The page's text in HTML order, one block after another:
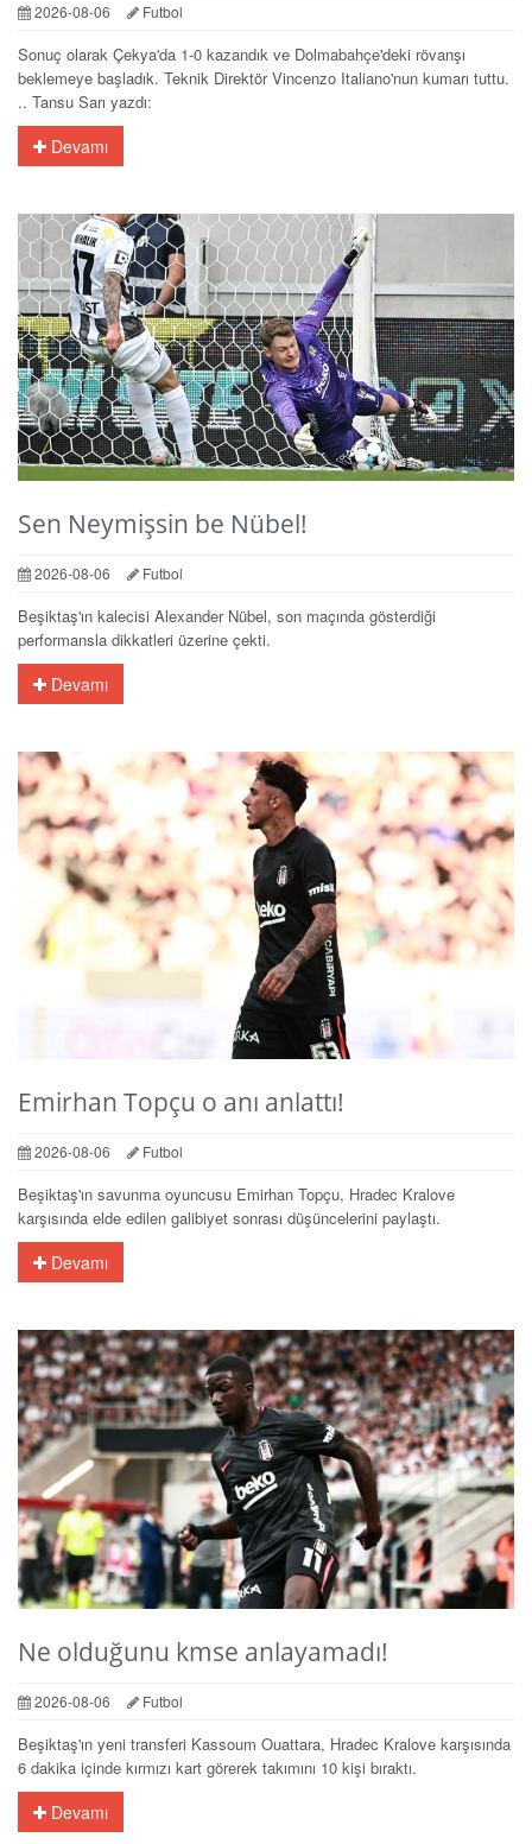
2026-08-06 Futbol
Sonuç olarak Çekya'da 1-0 kazandık ve Dolmabahçe'deki rövanşı
beklemeye başladık. Teknik Direktör Vincenzo Italiano'nun kumarı tuttu.
.. Tansu Sarı yazdı:
Devamı
Sen Neymişsin be Nübel!
2026-08-06 Futbol
Beşiktaş'ın kalecisi Alexander Nübel, son maçında gösterdiği
performansla dikkatleri üzerine çekti.
Devamı
Emirhan Topçu o anı anlattı!
2026-08-06 Futbol
Beşiktaş'ın savunma oyuncusu Emirhan Topçu, Hradec Kralove
karşısında elde edilen galibiyet sonrası düşüncelerini paylaştı.
Devamı
Ne olduğunu kmse anlayamadı!
2026-08-06 Futbol
Beşiktaş'ın yeni transferi Kassoum Ouattara, Hradec Kralove karşısında
6 dakika içinde kırmızı kart görerek takımını 10 kişi bıraktı.
Devamı